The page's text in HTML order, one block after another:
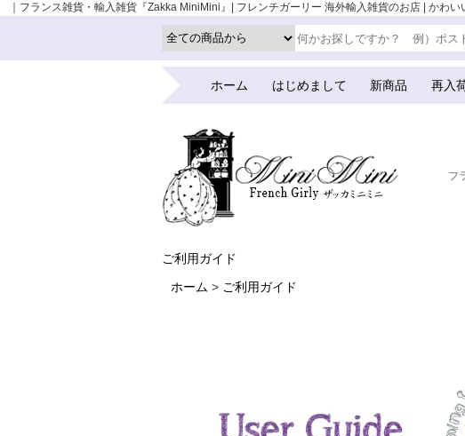
｜フランス雑貨・輸入雑貨『Zakka MiniMini』| フレンチガーリー 海外輸入雑貨のお店 | かわい
ホーム はじめまして 新商品 再入
フ
ご利用ガイド
ホーム
ご利用ガイド